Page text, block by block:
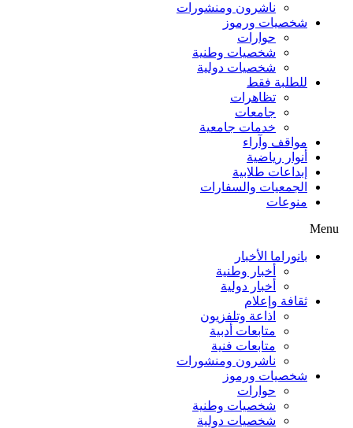
ناشرون ومنشورات
شخصيات ورموز
حوارات
شخصيات وطنية
شخصيات دولية
للطلبة فقط
تظاهرات
جامعات
خدمات جامعية
مواقف وآراء
أنوار رياضية
إبداعات طلابية
الجمعيات والسفارات
منوعات
Menu
بانوراما الأخبار
أخبار وطنية
أخبار دولية
ثقافة وإعلام
اذاعة وتلفزيون
متابعات أدبية
متابعات فنية
ناشرون ومنشورات
شخصيات ورموز
حوارات
شخصيات وطنية
شخصيات دولية